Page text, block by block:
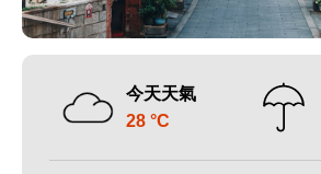
今天天氣
28 °C